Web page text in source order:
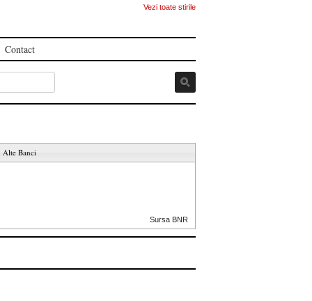
Vezi toate stirile
Contact
Alte Banci
Sursa BNR